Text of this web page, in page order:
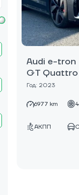
Audi e-tron
GT Quattro
Год: 2023
6977 km
АКПП